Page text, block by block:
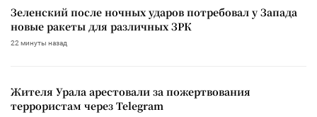
Зеленский после ночных ударов потребовал у Запада
новые ракеты для различных ЗРК
22 минуты назад
Жителя Урала арестовали за пожертвования
террористам через Telegram